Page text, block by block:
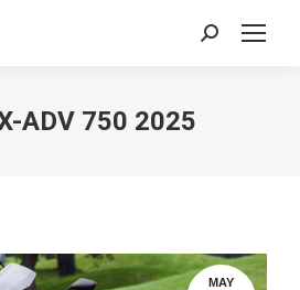
Search:
ADV 750 2025
MAY